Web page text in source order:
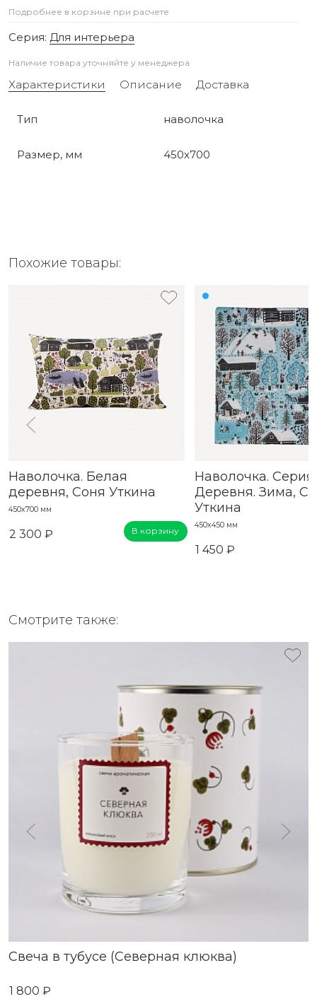
Подробнее в корзине при расчете
Серия:Для интерьера
Наличие товара уточняйте у менеджера
Характеристики Описание Доставка
Тип наволочка
Размер, мм 450х700
Похожие товары:
Наволочка. Белая
деревня, Соня Уткина
450х700 мм
2 300 ₽ В корзину
Наволочка. Серия
Деревня. Зима,
Уткина
450х450 мм
1 450 ₽
Смотрите также:
Свеча в тубусе (Северная клюква)
1 800 ₽